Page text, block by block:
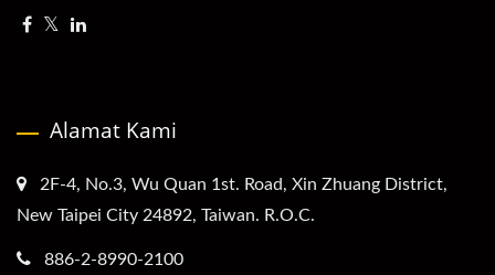
Alamat Kami
2F-4, No.3, Wu Quan 1st. Road, Xin Zhuang District,
New Taipei City 24892, Taiwan. R.O.C.
886-2-8990-2100